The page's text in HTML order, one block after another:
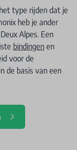
type rijden dat je
heb je ander
Alpes. Een
bindingen en
voor de
de basis van een